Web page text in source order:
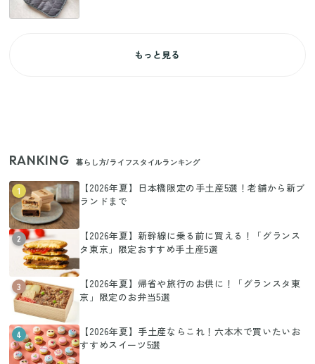
もっと見る
RANKING 暮らし方/ライフスタイルランキング
1
【2026年夏】日本橋限定の手土産5選！老舗から新ブ
ランドまで
2
【2026年夏】新幹線に乗る前に買える！「グランス
タ東京」限定おすすめ手土産5選
3
【2026年夏】帰省や旅行のお供に！「グランスタ東
京」限定のお弁当5選
4
【2026年夏】手土産ならこれ！六本木で買いたいお
すすめスイーツ5選